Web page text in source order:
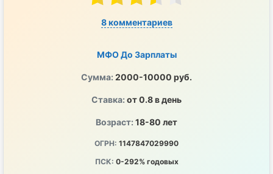
8 комментариев
МФО До Зарплаты
Сумма: 2000-10000 руб.
Ставка: от 0.8 в день
Возраст: 18-80 лет
ОГРН: 1147847029990
ПСК: 0-292% годовых